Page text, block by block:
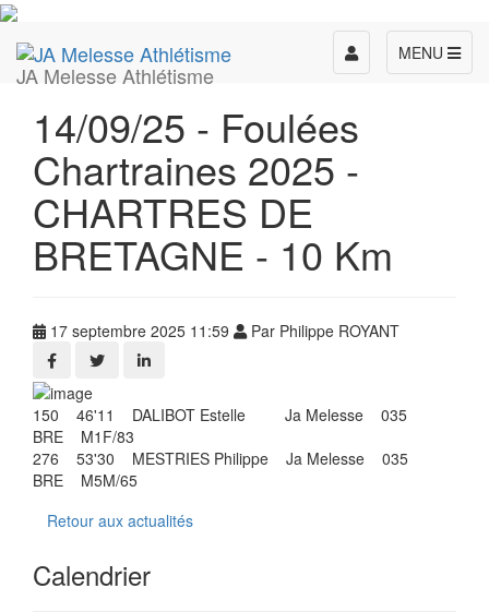
JA Melesse Athlétisme
MENU
Toggle
navigation
14/09/25 - Foulées
Chartraines 2025 -
CHARTRES DE
BRETAGNE - 10 Km
17 septembre 2025 11:59 Par Philippe ROYANT
150 46'11 DALIBOT Estelle Ja Melesse 035
BRE M1F/83
276 53'30 MESTRIES Philippe Ja Melesse 035
BRE M5M/65
Retour aux actualités
Calendrier